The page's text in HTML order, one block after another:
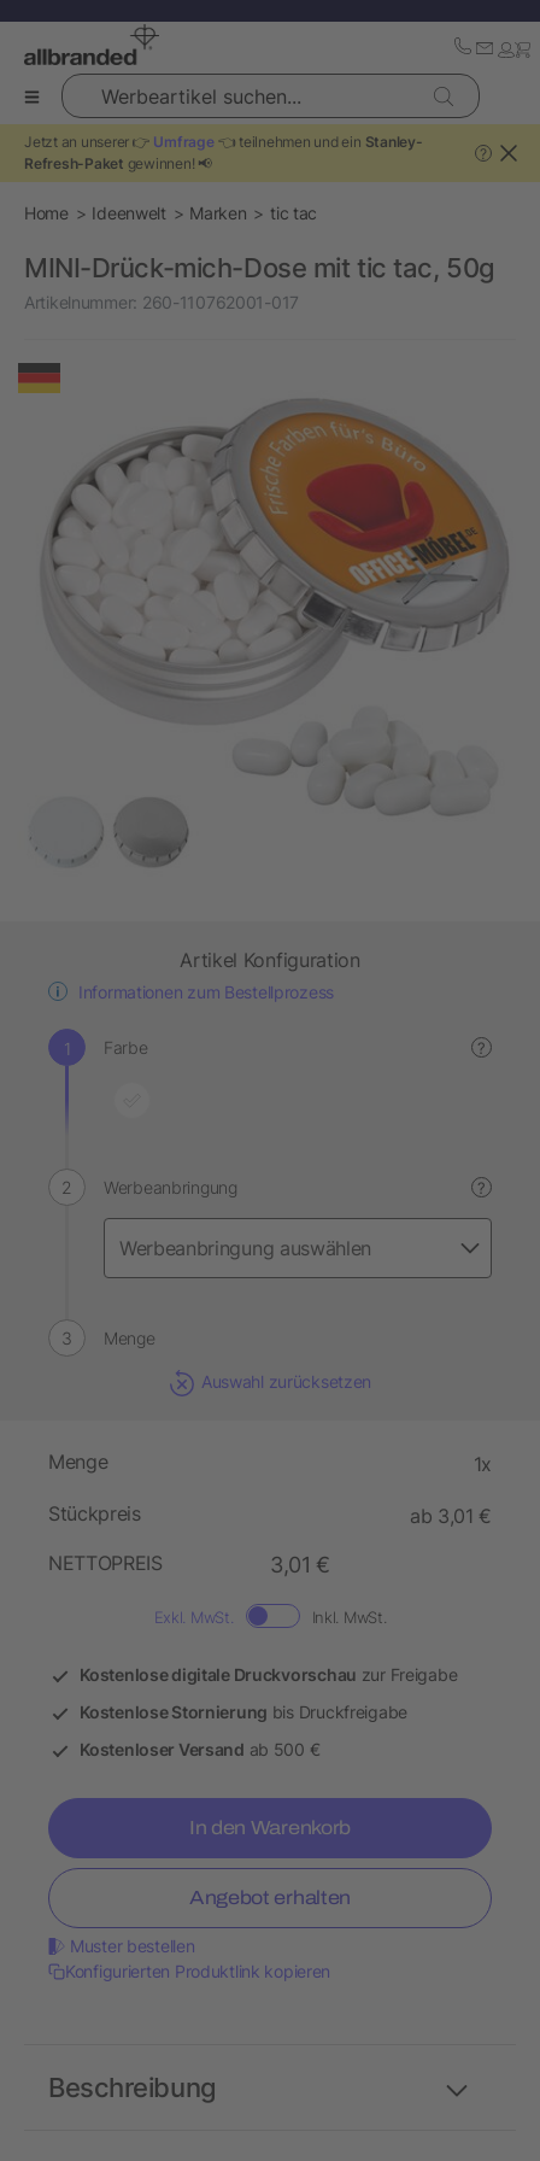
Werbeartikel suchen...
Jetzt an unserer 👉 Umfrage👈 teilnehmen und ein Stanley-
Refresh-Paket gewinnen! 📢
?
Home Ideenwelt Marken tic tac
MINI-Drück-mich-Dose mit tic tac, 50g
Artikelnummer: 260-110762001-017
Artikel Konfiguration
Informationen zum Bestellprozess
Farbe ?
Werbeanbringung ?
Menge
Auswahl zurücksetzen
Menge 1x
Stückpreis
ab 3,01 €
NETTOPREIS
3,01 €
Exkl. MwSt. Inkl. MwSt.
Kostenlose digitale Druckvorschau zur Freigabe
Kostenlose Stornierung bis Druckfreigabe
Kostenloser Versand ab 500 €
In den Warenkorb
Angebot erhalten
Muster bestellen
Konfigurierten Produktlink kopieren
Beschreibung